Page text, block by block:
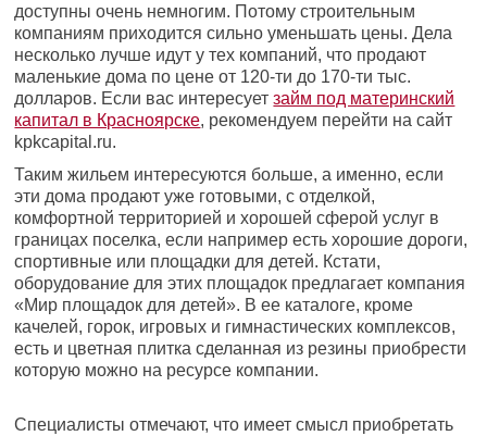
доступны очень немногим. Потому строительным
компаниям приходится сильно уменьшать цены. Дела
несколько лучше идут у тех компаний, что продают
маленькие дома по цене от 120-ти до 170-ти тыс.
долларов. Если вас интересуетзайм под материнский
капитал в Красноярске, рекомендуем перейти на сайт
kpkcapital.ru.
Таким жильем интересуются больше, а именно, если
эти дома продают уже готовыми, с отделкой,
комфортной территорией и хорошей сферой услуг в
границах поселка, если например есть хорошие дороги,
спортивные или площадки для детей. Кстати,
оборудование для этих площадок предлагает компания
«Мир площадок для детей». В ее каталоге, кроме
качелей, горок, игровых и гимнастических комплексов,
есть и цветная плитка сделанная из резины приобрести
которую можно на ресурсе компании.
Специалисты отмечают, что имеет смысл приобретать